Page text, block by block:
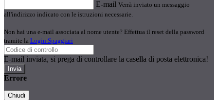
E-mail Verrà inviato un messaggio
all'indirizzo indicato con le istruzioni necessarie.
Non hai una e-mail associata al nome utente? Effettua il reset della password
tramite la Login Spaggiari
E-mail inviata, si prega di controllare la casella di posta elettronica!
Errore
Chiudi